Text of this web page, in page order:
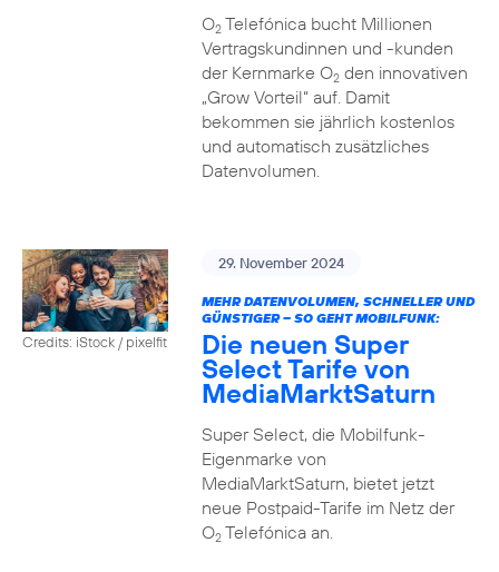
O2Telefónica bucht Millionen
Vertragskundinnen und -kunden
der Kernmarke O2den innovativen
„Grow Vorteil“ auf. Damit
bekommen sie jährlich kostenlos
und automatisch zusätzliches
Datenvolumen.
Credits: iStock / pixelfit
29. November 2024
MEHR DATENVOLUMEN, SCHNELLER UND
GÜNSTIGER – SO GEHT MOBILFUNK:
Die neuen Super
Select Tarife von
MediaMarktSaturn
Super Select, die Mobilfunk-
Eigenmarke von
MediaMarktSaturn, bietet jetzt
neue Postpaid-Tarife im Netz der
O2Telefónica an.